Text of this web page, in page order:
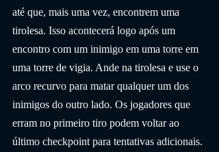
até que, mais uma vez, encontrem uma
tirolesa. Isso acontecerá logo após um
encontro com um inimigo em uma torre em
uma torre de vigia. Ande na tirolesa e use o
arco recurvo para matar qualquer um dos
inimigos do outro lado. Os jogadores que
erram no primeiro tiro podem voltar ao
último checkpoint para tentativas adicionais.